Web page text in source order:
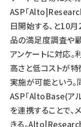
ASP「
日開始する、と10
品の満足度調査や
アンケートに対応
高さと低コストが特
実施が可能という
ASP「AltoBase(ア
を連携することで
きる。